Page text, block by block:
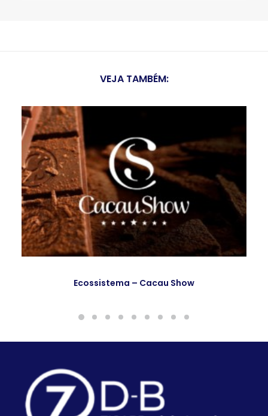
VEJA TAMBÉM:
Ecossistema – Cacau Show